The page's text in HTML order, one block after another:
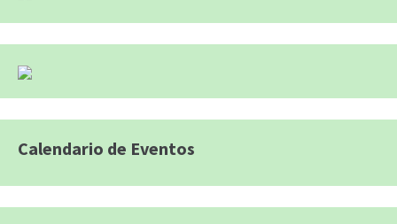
Calendario de Eventos